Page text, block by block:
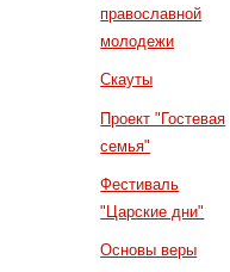
православной
молодежи
Скауты
Проект "Гостевая
семья"
Фестиваль
"Царские дни"
Основы веры